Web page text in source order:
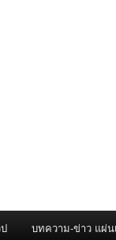
บทความ-ข่าว แผ่น